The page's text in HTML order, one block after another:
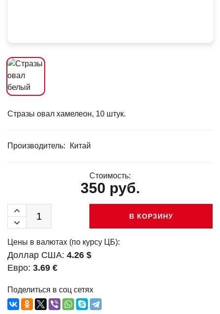
Стразы овал хамелеон, 10 штук.
Производитель: Китай
Стоимость:
350 руб.
В КОРЗИНУ
Цены в валютах (по курсу ЦБ):
Доллар США: 4.26 $
Евро: 3.69 €
Поделиться в соц сетях